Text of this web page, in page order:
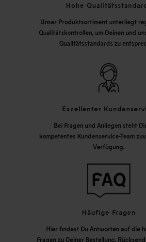
Hohe
Unser Produktsortiment unterliegt
Qualitätskontrollen, um Deinen und
Qualitätsstandards zu
Exzellenter
Bei Fragen und Anliegen steht
kompetentes Kundenservice-Team
Verfügung.
Häufige Fragen
Hier findest Du Antworten auf die
Fragen zu Deiner Bestellung,